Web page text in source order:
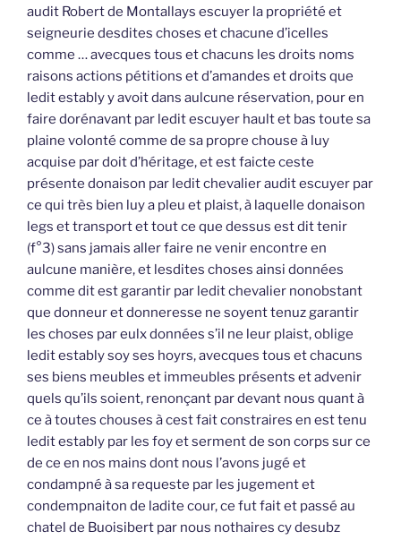
audit Robert de Montallays escuyer la propriété et
seigneurie desdites choses et chacune d’icelles
comme … avecques tous et chacuns les droits noms
raisons actions pétitions et d’amandes et droits que
ledit estably y avoit dans aulcune réservation, pour en
faire dorénavant par ledit escuyer hault et bas toute sa
plaine volonté comme de sa propre chouse à luy
acquise par doit d’héritage, et est faicte ceste
présente donaison par ledit chevalier audit escuyer par
ce qui très bien luy a pleu et plaist, à laquelle donaison
legs et transport et tout ce que dessus est dit tenir
(f°3) sans jamais aller faire ne venir encontre en
aulcune manière, et lesdites choses ainsi données
comme dit est garantir par ledit chevalier nonobstant
que donneur et donneresse ne soyent tenuz garantir
les choses par eulx données s’il ne leur plaist, oblige
ledit estably soy ses hoyrs, avecques tous et chacuns
ses biens meubles et immeubles présents et advenir
quels qu’ils soient, renonçant par devant nous quant à
ce à toutes chouses à cest fait constraires en est tenu
ledit estably par les foy et serment de son corps sur ce
de ce en nos mains dont nous l’avons jugé et
condampné à sa requeste par les jugement et
condempnaiton de ladite cour, ce fut fait et passé au
chatel de Buoisibert par nous nothaires cy desubz